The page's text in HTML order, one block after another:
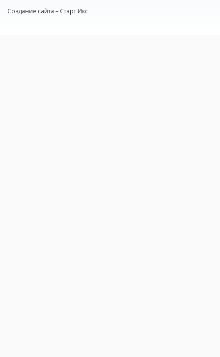
Создание сайта – Старт Икс